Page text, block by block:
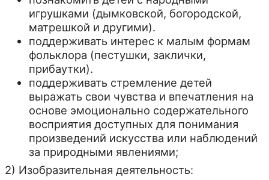
игрушками (дымковской, богородской,
матрешкой и другими).
поддерживать интерес к малым формам
фольклора (пестушки, заклички,
прибаутки).
поддерживать стремление детей
выражать свои чувства и впечатления на
основе эмоционально содержательного
восприятия доступных для понимания
произведений искусства или наблюдений
за природными явлениями;
2) Изобразительная деятельность: